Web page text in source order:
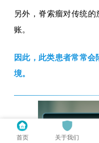
另外，脊索瘤对传统的
账。
因此，此类患者常常会
境。
首页 关于我们